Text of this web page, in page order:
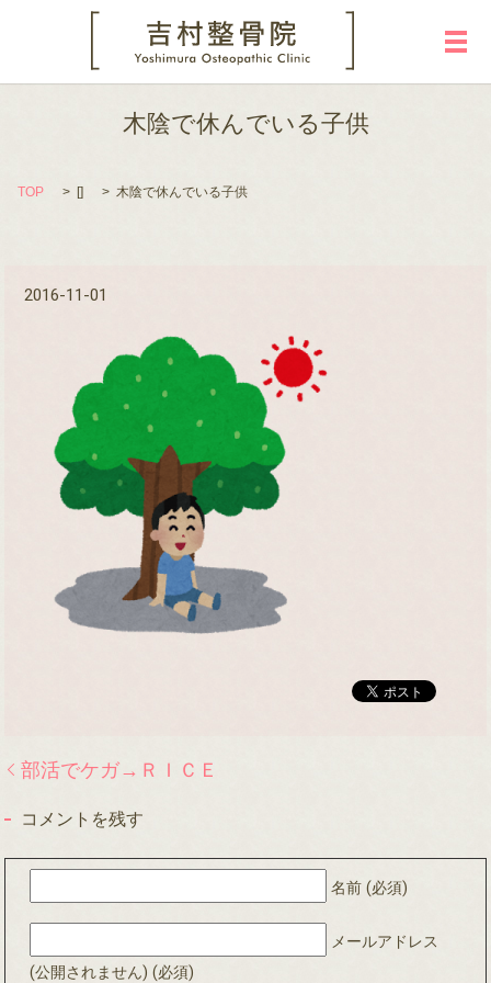
メ
木陰で休んでいる子供
TOP [] 木陰で休んでいる子供
2016-11-01
部活でケガ→ＲＩＣＥ
コメントを残す
名前 (必須)
メールアドレス
(公開されません) (必須)